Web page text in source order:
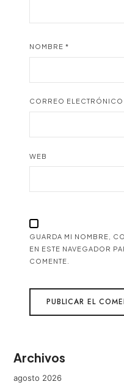
NOMBRE*
CORREO
WEB
GUARDA MI NOMBRE,
EN ESTE NAVEGADOR
COMENTE.
Archivos
agosto 2026